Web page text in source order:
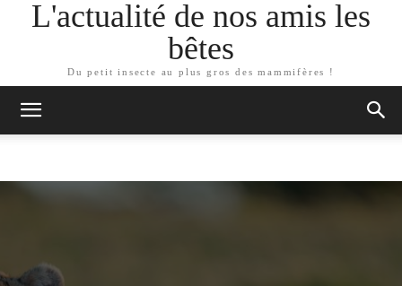
L'actualité de nos amis les
bêtes
Du petit insecte au plus gros des mammifères !